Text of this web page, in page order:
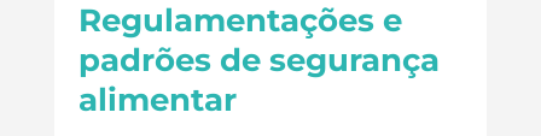
Regulamentações e
padrões de segurança
alimentar